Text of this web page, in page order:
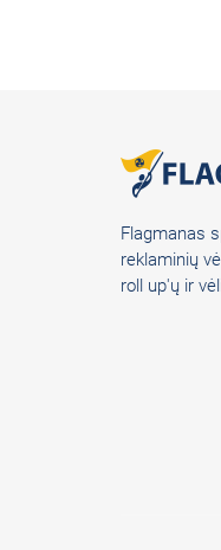
Flagmanas
reklaminių
roll up'ų ir